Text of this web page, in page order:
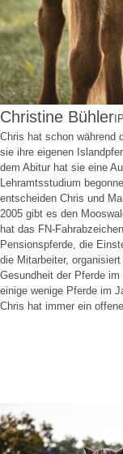
Christine Bühler
Chris hat schon während
sie ihre eigenen
dem Abitur hat sie eine
Lehramtsstudium
entscheiden Chris und
2005 gibt es den
hat das FN-
Pensionspferde, die
die Mitarbeiter,
Gesundheit der Pferde
einige wenige Pferde im
Chris hat immer ein